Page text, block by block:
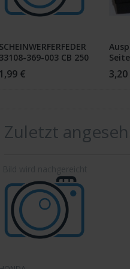
SCHEINWERFERFEDER
33108-369-003 CB 250
G
1,99 € 3,20
Zuletzt